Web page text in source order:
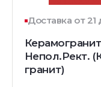
Доставка от 21
Непол.Рект.
гранит)